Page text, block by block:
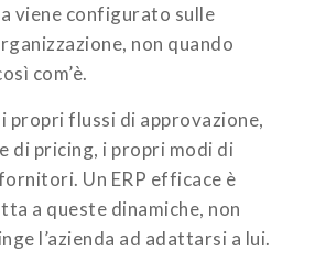
viene configurato sulle
non quando
com’è.
propri flussi di approvazione,
di pricing, i propri modi di
Un ERP efficace è
a queste dinamiche, non
l’azienda ad adattarsi a lui.